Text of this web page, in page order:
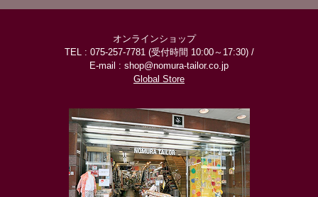
オンラインショップ
TEL : 075-257-7781 (受付時間 10:00～17:30) /
E-mail : shop@nomura-tailor.co.jp
Global Store